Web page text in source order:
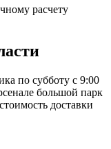
расчету
по субботу с 9:00
большой парк
доставки